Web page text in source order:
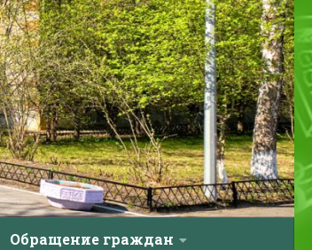
Обращение граждан